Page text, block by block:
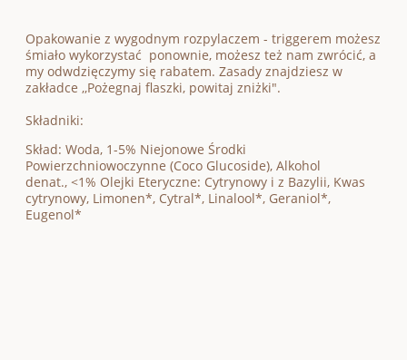
Opakowanie z wygodnym rozpylaczem - triggerem możesz
śmiało wykorzystać ponownie, możesz też nam zwrócić, a
my odwdzięczymy się rabatem. Zasady znajdziesz w
zakładce ,,Pożegnaj flaszki, powitaj zniżki".
Składniki:
Skład: Woda, 1-5% Niejonowe Środki
Powierzchniowoczynne (Coco Glucoside), Alkohol
denat., <1% Olejki Eteryczne: Cytrynowy i z Bazylii, Kwas
cytrynowy, Limonen*, Cytral*, Linalool*, Geraniol*,
Eugenol*